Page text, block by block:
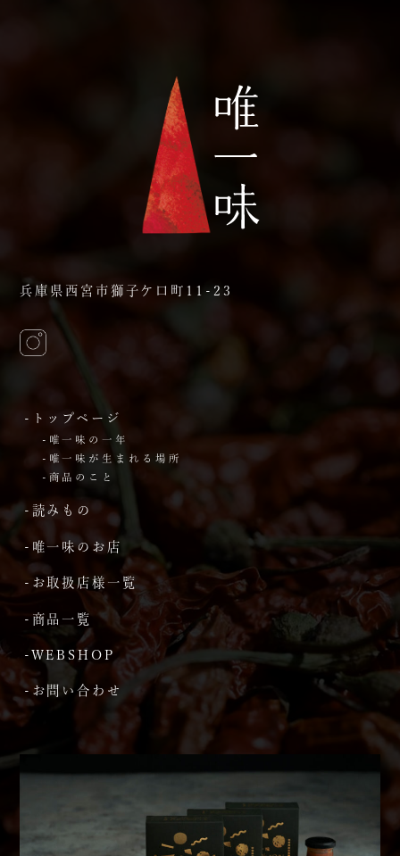
兵庫県西宮市獅子ケ口町11-23
-トップページ
-唯一味の一年
-唯一味が生まれる場所
-商品のこと
-読みもの
-唯一味のお店
-お取扱店様一覧
-商品一覧
-WEBSHOP
-お問い合わせ